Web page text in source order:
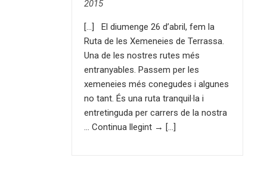
2015
[…] El diumenge 26 d’abril, fem la
Ruta de les Xemeneies de Terrassa.
Una de les nostres rutes més
entranyables. Passem per les
xemeneies més conegudes i algunes
no tant. És una ruta tranquil·la i
entretinguda per carrers de la nostra
… Continua llegint → […]